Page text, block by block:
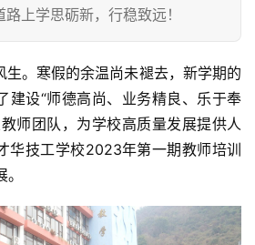
上学思砺新，行稳致远！
生。寒假的余温尚未褪去，新学期的
建设“师德高尚、业务精良、乐于奉
师团队，为学校高质量发展提供人
华技工学校2023年第一期教师培训